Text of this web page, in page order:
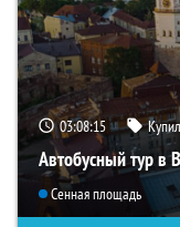
03:08:14
Автобусный тур в
Сенная площадь